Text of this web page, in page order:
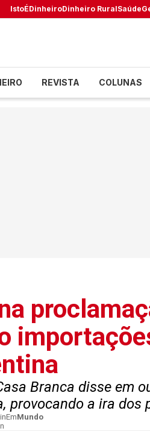
IstoÉDinheiroDinheiro RuralSaúde
REVISTA COLUNAS
Branca disse em
provocando a ira dos
EmMundo